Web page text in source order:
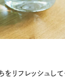
をリフレッシュし